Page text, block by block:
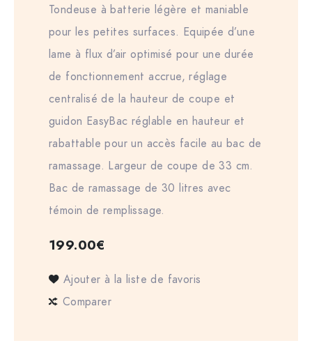
Tondeuse à batterie légère et maniable
pour les petites surfaces. Equipée d’une
lame à flux d’air optimisé pour une durée
de fonctionnement accrue, réglage
centralisé de la hauteur de coupe et
guidon EasyBac réglable en hauteur et
rabattable pour un accès facile au bac de
ramassage. Largeur de coupe de 33 cm.
Bac de ramassage de 30 litres avec
témoin de remplissage.
199.00€
Ajouter à la liste de favoris
Comparer